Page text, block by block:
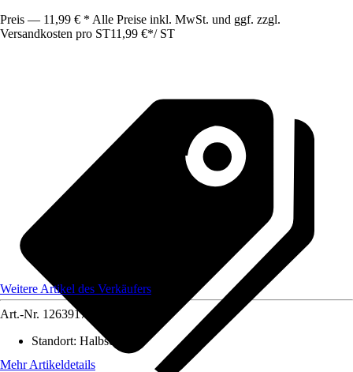
Preis — 11,99 € * Alle Preise inkl. MwSt. und ggf. zzgl.
Versandkosten pro ST11,99 €*/ ST
Weitere Artikel des Verkäufers
Art.-Nr. 12639171
Standort: Halbschatten
Mehr Artikeldetails